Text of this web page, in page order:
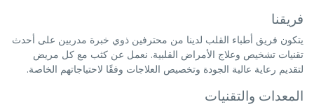
فريقنا
يتكون فريق أطباء القلب لدينا من محترفين ذوي خبرة مدربين على أحدث
تقنيات تشخيص وعلاج الأمراض القلبية. نعمل عن كثب مع كل مريض
لتقديم رعاية عالية الجودة وتخصيص العلاجات وفقًا لاحتياجاتهم الخاصة.
المعدات والتقنيات